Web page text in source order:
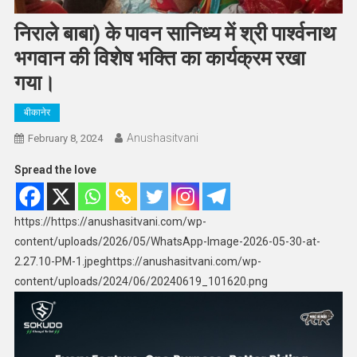
निराले बाबा) के पावन सानिध्य में श्री पार्श्वनाथ
भगवान की विशेष भक्ति का कार्यक्रम रखा
गया।
बीकानेर
February 8, 2024 Anushasitvani
Spread the love
https://https://anushasitvani.com/wp-
content/uploads/2026/05/WhatsApp-Image-2026-05-30-at-
2.27.10-PM-1.jpeghttps://anushasitvani.com/wp-
content/uploads/2024/06/20240619_101620.png